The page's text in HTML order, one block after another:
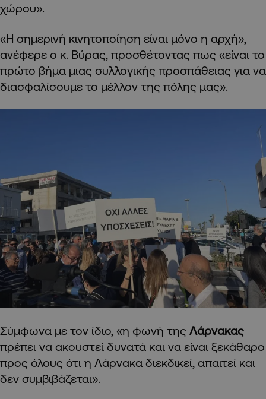
χώρου».
«Η σημερινή κινητοποίηση είναι μόνο η αρχή»,
ανέφερε ο κ. Βύρας, προσθέτοντας πως «είναι το
πρώτο βήμα μιας συλλογικής προσπάθειας για να
διασφαλίσουμε το μέλλον της πόλης μας».
Σύμφωνα με τον ίδιο, «η φωνή της Λάρνακας
πρέπει να ακουστεί δυνατά και να είναι ξεκάθαρο
προς όλους ότι η Λάρνακα διεκδικεί, απαιτεί και
δεν συμβιβάζεται».